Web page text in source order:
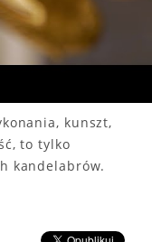
kunszt,
to tylko
kandelabrów.